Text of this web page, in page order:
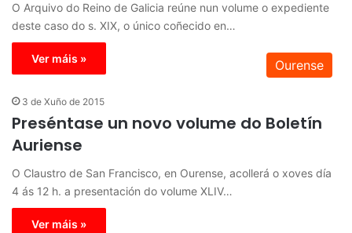
O Arquivo do Reino de Galicia reúne nun volume o expediente
deste caso do s. XIX, o único coñecido en…
Ver máis » Ourense
3 de Xuño de 2015
Preséntase un novo volume do Boletín
Auriense
O Claustro de San Francisco, en Ourense, acollerá o xoves día
4 ás 12 h. a presentación do volume XLIV…
Ver máis »